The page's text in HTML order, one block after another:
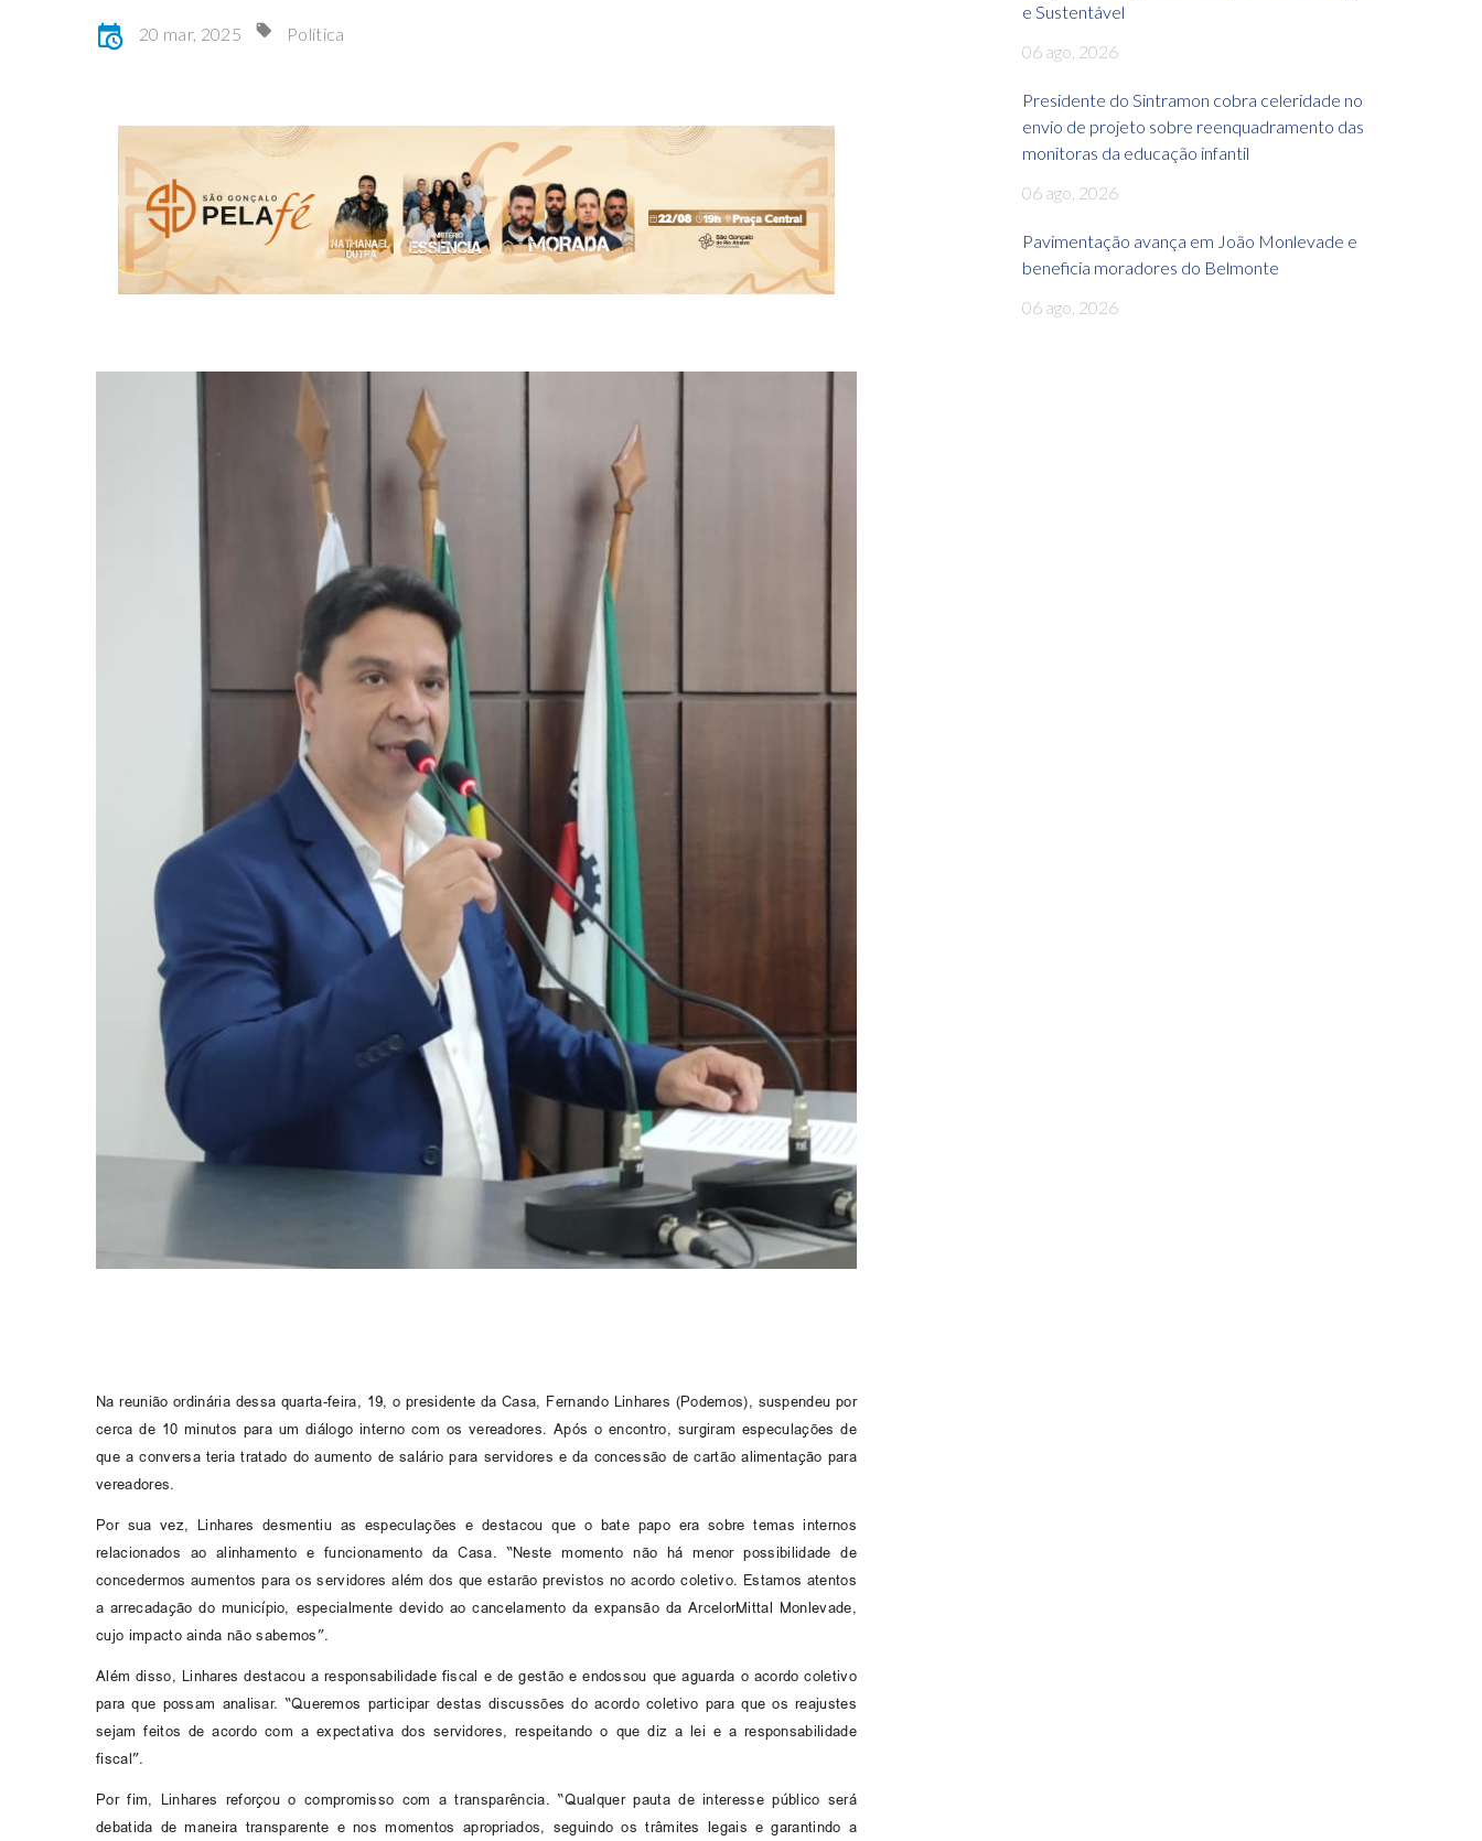
20 mar, 2025 Política
Na reunião ordinária dessa quarta-feira, 19, o presidente da Casa, Fernando Linhares (Podemos), suspendeu por
cerca de 10 minutos para um diálogo interno com os vereadores. Após o encontro, surgiram especulações de
que a conversa teria tratado do aumento de salário para servidores e da concessão de cartão alimentação para
vereadores.
Por sua vez, Linhares desmentiu as especulações e destacou que o bate papo era sobre temas internos
relacionados ao alinhamento e funcionamento da Casa. “Neste momento não há menor possibilidade de
concedermos aumentos para os servidores além dos que estarão previstos no acordo coletivo. Estamos atentos
a arrecadação do município, especialmente devido ao cancelamento da expansão da ArcelorMittal Monlevade,
cujo impacto ainda não sabemos”.
Além disso, Linhares destacou a responsabilidade fiscal e de gestão e endossou que aguarda o acordo coletivo
para que possam analisar. “Queremos participar destas discussões do acordo coletivo para que os reajustes
sejam feitos de acordo com a expectativa dos servidores, respeitando o que diz a lei e a responsabilidade
fiscal”.
Por fim, Linhares reforçou o compromisso com a transparência. “Qualquer pauta de interesse público será
debatida de maneira transparente e nos momentos apropriados, seguindo os trâmites legais e garantindo a
e Sustentável
06 ago, 2026
Presidente do Sintramon cobra celeridade no
envio de projeto sobre reenquadramento das
monitoras da educação infantil
06 ago, 2026
Pavimentação avança em João Monlevade e
beneficia moradores do Belmonte
06 ago, 2026